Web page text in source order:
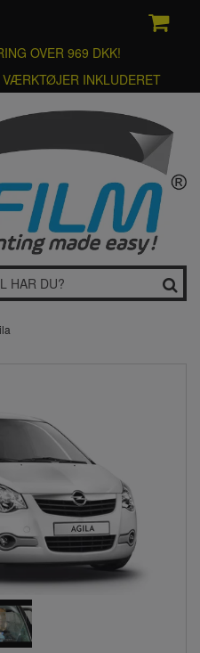
OVER 969 DKK!
VÆRKTØJER INKLUDERET